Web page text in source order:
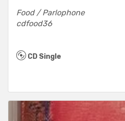
Food / Parlophone
cdfood36
CD Single